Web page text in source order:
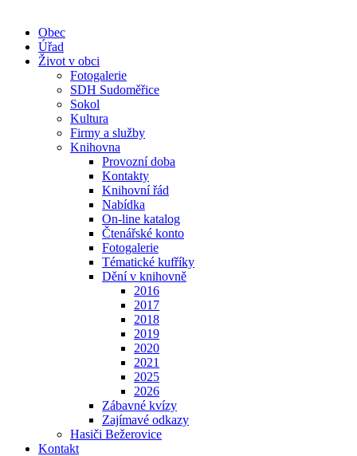
Obec
Úřad
Život v obci
Fotogalerie
SDH Sudoměřice
Sokol
Kultura
Firmy a služby
Knihovna
Provozní doba
Kontakty
Knihovní řád
Nabídka
On-line katalog
Čtenářské konto
Fotogalerie
Tématické kufříky
Dění v knihovně
2016
2017
2018
2019
2020
2021
2025
2026
Zábavné kvízy
Zajímavé odkazy
Hasiči Bežerovice
Kontakt